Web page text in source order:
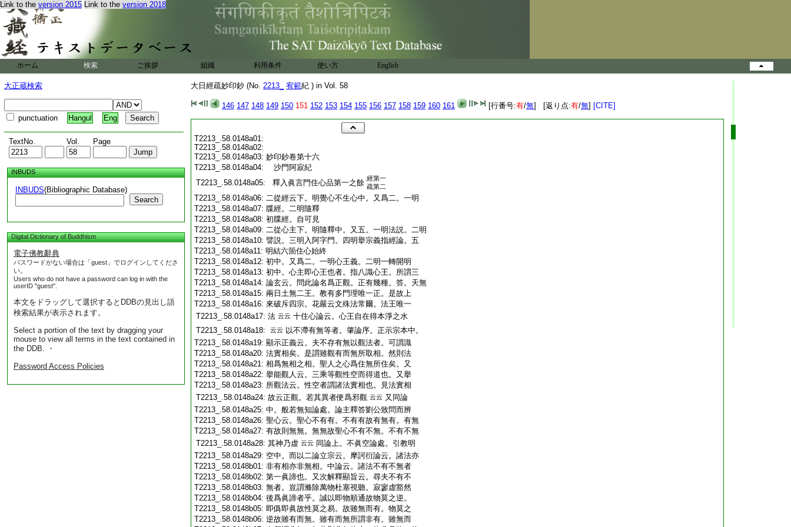
Link to the version 2015 Link to the version 2018
ホーム 検索 ご挨拶 組織 利用条件 使い方 English
大正蔵検索
punctuation Hangul Eng
TextNo. Vol. Page
INBUDS
INBUDS(Bibliographic Database)
Search
Digital Dictionary of Buddhism
電子佛教辭典
パスワードがない場合は「guest」でログインしてくださ
い。
Users who do not have a password can log in with the
userID "guest".
本文をドラッグして選択するとDDBの見出し語
検索結果が表示されます。
Select a portion of the text by dragging your
mouse to view all terms in the text contained in
the DDB. ・
Password Access Policies
大日經疏妙印鈔 (No. 2213_ 宥範紀 ) in Vol. 58
146 147 148 149 150 151 152 153 154 155 156 157 158 159 160 161 [行番号:有/無] [返り点:有/無] [CITE]
T2213_.58.0148a01:
T2213_.58.0148a02:
T2213_.58.0148a03: 妙印鈔卷第十六
T2213_.58.0148a04:
沙門阿寂紀
T2213_.58.0148a05:
釋入眞言門住心品第一之餘 經第一
疏第二
T2213_.58.0148a06: 二從經云下。明覺心不生心中。又爲二。一明
T2213_.58.0148a07: 牒經。二明隨釋
T2213_.58.0148a08: 初牒經。自可見
T2213_.58.0148a09: 二從心主下。明隨釋中。又五。一明法説。二明
T2213_.58.0148a10: 譬説。三明入阿字門。四明擧宗義指經論。五
T2213_.58.0148a11: 明結六箇住心始終
T2213_.58.0148a12: 初中。又爲二。一明心王義。二明一轉開明
T2213_.58.0148a13: 初中。心主即心王也者。指八識心王。所謂三
T2213_.58.0148a14: 論玄云。問此論名爲正觀。正有幾種。答。天無
T2213_.58.0148a15: 兩日土無二王。教有多門理唯一正。是故上
T2213_.58.0148a16: 來破斥四宗。花嚴云文殊法常爾。法王唯一
T2213_.58.0148a17: 法 云云 十住心論云。心王自在得本淨之水
T2213_.58.0148a18:
云云 以不滯有無等者。肇論序。正示宗本中。
T2213_.58.0148a19: 顯示正義云。夫不存有無以觀法者。可謂識
T2213_.58.0148a20: 法實相矣。是謂雖觀有而無所取相。然則法
T2213_.58.0148a21: 相爲無相之相。聖人之心爲住無所住矣。又
T2213_.58.0148a22: 擧能觀人云。三乘等觀性空而得道也。又擧
T2213_.58.0148a23: 所觀法云。性空者謂諸法實相也。見法實相
T2213_.58.0148a24: 故云正觀。若其異者便爲邪觀 云云 又同論
T2213_.58.0148a25: 中。般若無知論處。論主釋答劉公致問而辨
T2213_.58.0148a26: 聖心云。聖心不有有。不有有故有無有。有無
T2213_.58.0148a27: 有故則無無。無無故聖心不有不無。不有不無
T2213_.58.0148a28: 其神乃虚 云云 同論上。不眞空論處。引教明
T2213_.58.0148a29: 空中。而以二論立宗云。摩訶衍論云。諸法亦
T2213_.58.0148b01: 非有相亦非無相。中論云。諸法不有不無者
T2213_.58.0148b02: 第一眞諦也。又次解釋顯旨云。尋夫不有不
T2213_.58.0148b03: 無者。豈謂滌除萬物杜塞視聽。寂寥虚豁然
T2213_.58.0148b04: 後爲眞諦者乎。誠以即物順通故物莫之逆。
T2213_.58.0148b05: 即僞即眞故性莫之易。故雖無而有。物莫之
T2213_.58.0148b06: 逆故雖有而無。雖有而無所謂非有。雖無而